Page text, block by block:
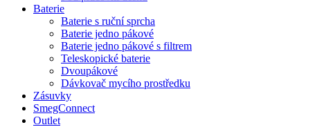
Baterie
Baterie s ruční sprcha
Baterie jedno pákové
Baterie jedno pákové s filtrem
Teleskopické baterie
Dvoupákové
Dávkovač mycího prostředku
Zásuvky
SmegConnect
Outlet